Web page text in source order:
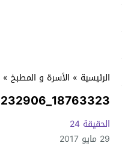
الرئيسية » الأسرة و المطبخ »
18763323_1989952261232906_53776624_n
الحقيقة 24
29 مايو 2017